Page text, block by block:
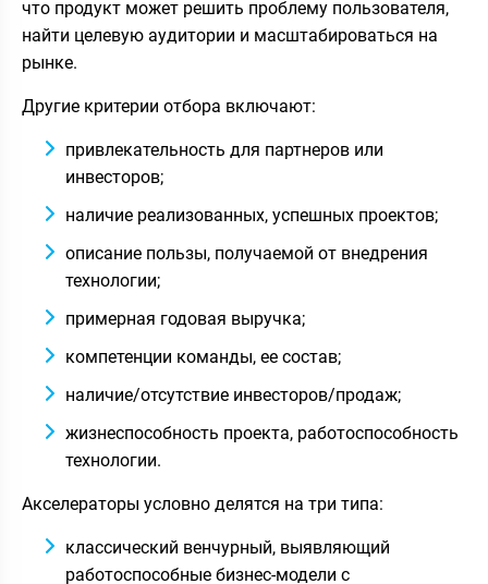
что продукт может решить проблему пользователя,
найти целевую аудитории и масштабироваться на
рынке.
Другие критерии отбора включают:
привлекательность для партнеров или
инвесторов;
наличие реализованных, успешных проектов;
описание пользы, получаемой от внедрения
технологии;
примерная годовая выручка;
компетенции команды, ее состав;
наличие/отсутствие инвесторов/продаж;
жизнеспособность проекта, работоспособность
технологии.
Акселераторы условно делятся на три типа:
классический венчурный, выявляющий
работоспособные бизнес-модели с